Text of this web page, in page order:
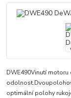
DWE490Vinutí motoru
optimální polohy